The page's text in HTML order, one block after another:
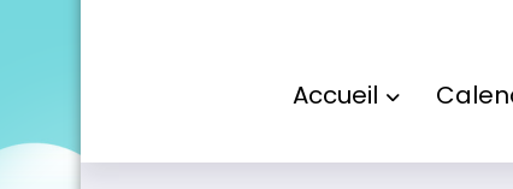
Accueil